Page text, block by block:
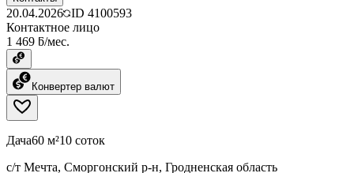
20.04.2026 ID 4100593
Контактное лицо
1 469 ƃ/мес.
Конвертер валют
Дача60 м²10 соток
с/т Мечта, Сморгонский р-н, Гродненская область